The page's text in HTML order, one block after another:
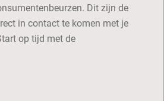
Dit zijn de
in contact te komen met je
op tijd met de
BEURZEN IN VOORJAAR 2027: BEGIN OP